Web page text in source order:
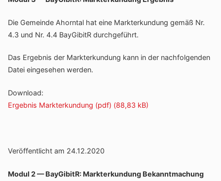
Die Gemeinde Ahorntal hat eine Markt­er­kun­dung gemäß Nr.
4.3 und Nr. 4.4 BayGi­bitR durchgeführt.
Das Ergebnis der Markt­er­kun­dung kann in der nach­fol­genden
Datei einge­sehen werden.
Down­load:
Ergebnis Markt­er­kun­dung (pdf)
Veröf­fent­licht am 24.12.2020
Modul 2 — BayGi­bitR: Markt­er­kun­dung Bekanntmachung